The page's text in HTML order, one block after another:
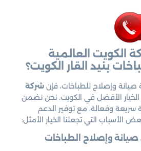
الكويت العالمية
بنيد القار الكويت؟
وإصلاح للطباخات، فإن شركة
الأفضل في الكويت. نحن نضمن
وفعالة، مع توفير الدعم
الأسباب التي تجعلنا الخيار الأمثل: